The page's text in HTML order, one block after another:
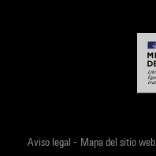
Aviso legal - Mapa del sitio web